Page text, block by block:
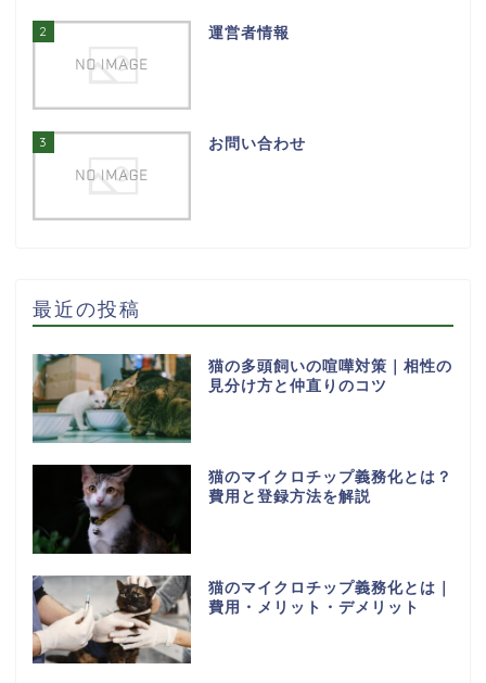
2 運営者情報
3 お問い合わせ
最近の投稿
猫の多頭飼いの喧嘩対策｜相性の
見分け方と仲直りのコツ
猫のマイクロチップ義務化とは？
費用と登録方法を解説
猫のマイクロチップ義務化とは｜
費用・メリット・デメリット